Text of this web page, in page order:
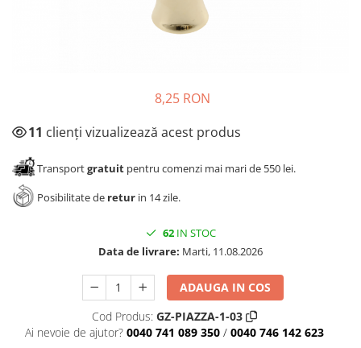
Solutii de curatat & adezivi
Alte scule & unelte
8,25 RON
11 clienți vizualizează acest produs
Transportgratuit pentru comenzi mai mari de 550 lei.
Posibilitate de retur in 14 zile.
62IN STOC
Data de livrare: Marti, 11.08.2026
ADAUGA IN COS
Cod Produs: GZ-PIAZZA-1-03
Ai nevoie de ajutor? 0040 741 089 350 / 0040 746 142 623